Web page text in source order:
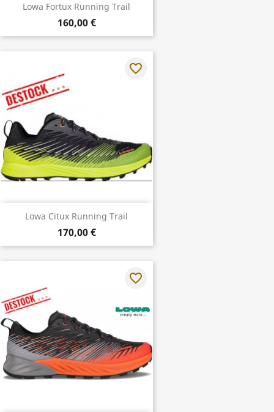
Lowa Fortux Running Trail
160,00 €
Lowa Citux Running Trail
170,00 €
favorite_border
favorite_border